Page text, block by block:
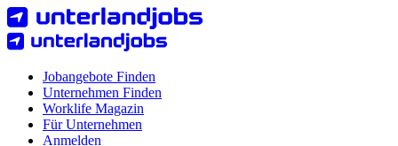
Jobangebote Finden
Unternehmen Finden
Worklife Magazin
Für Unternehmen
Anmelden